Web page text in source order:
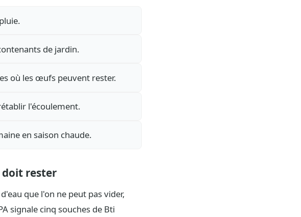
de jardin.
où les œufs peuvent rester.
l'écoulement.
en saison chaude.
rester
que l'on ne peut pas vider,
signale cinq souches de Bti